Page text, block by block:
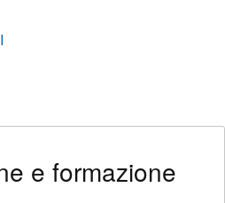
e formazione